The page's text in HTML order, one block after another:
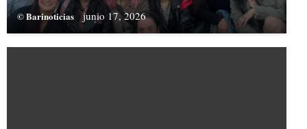
© Barinoticias junio 17, 2026